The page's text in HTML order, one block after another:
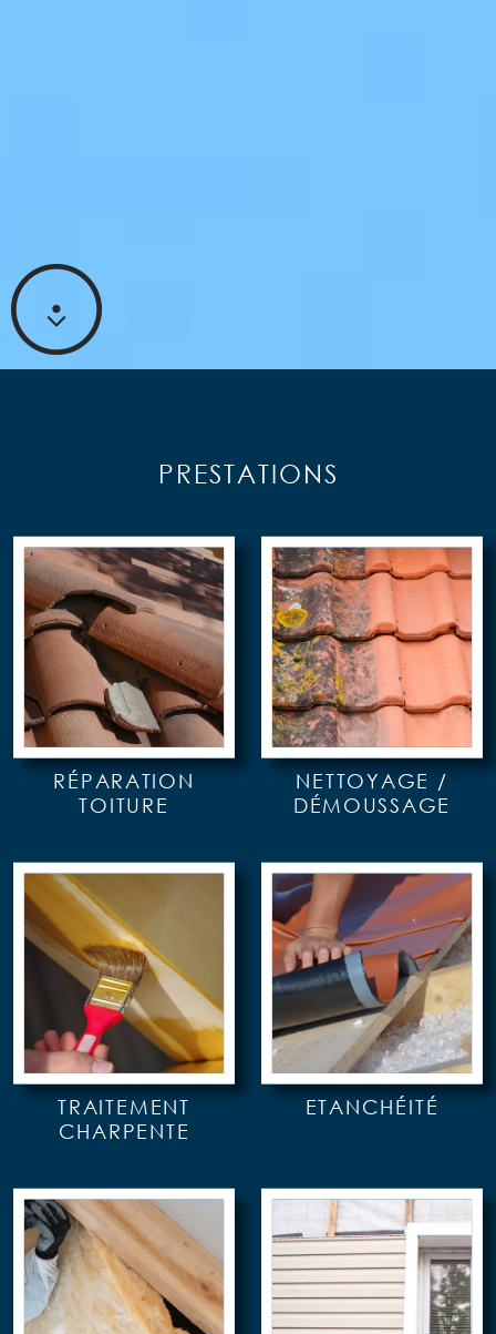
PRESTATIONS
RÉPARATION
TOITURE
NETTOYAGE /
DÉMOUSSAGE
TRAITEMENT
CHARPENTE
ETANCHÉITÉ